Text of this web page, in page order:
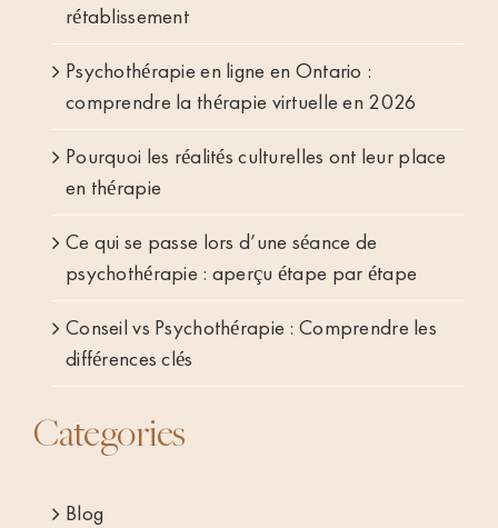
rétablissement
Psychothérapie en ligne en Ontario :
comprendre la thérapie virtuelle en 2026
Pourquoi les réalités culturelles ont leur place
en thérapie
Ce qui se passe lors d’une séance de
psychothérapie : aperçu étape par étape
Conseil vs Psychothérapie : Comprendre les
différences clés
Categories
Blog